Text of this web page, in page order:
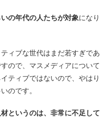
の年代の人たちが対象になり
ィブな世代はまだ若すぎであ
ので、マスメディアについて
ティブではないので、やはり
のです。
というのは、非常に不足して